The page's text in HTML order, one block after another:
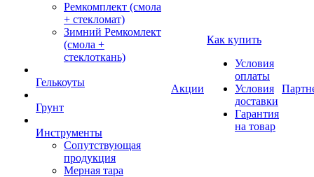
Ремкомплект (смола
+ стекломат)
Зимний Ремкомлект
(смола +
стеклоткань)
Гелькоуты
Грунт
Инструменты
Сопутствующая
продукция
Мерная тара
Акции
Как купить
Условия
оплаты
Условия
доставки
Гарантия
на товар